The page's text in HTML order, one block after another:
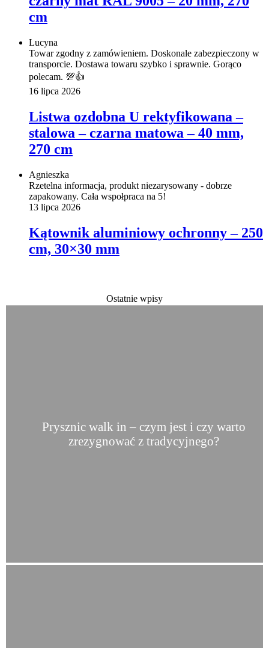
cm
Lucyna
Towar zgodny z zamówieniem. Doskonale zabezpieczony w
transporcie. Dostawa towaru szybko i sprawnie. Gorąco
polecam. 💯👍️
16 lipca 2026
Listwa ozdobna U rektyfikowana –
stalowa – czarna matowa – 40 mm,
270 cm
Agnieszka
Rzetelna informacja, produkt niezarysowany - dobrze
zapakowany. Cała wspołpraca na 5!
13 lipca 2026
Kątownik aluminiowy ochronny – 250
cm, 30×30 mm
Ostatnie wpisy
Prysznic walk in – czym jest i czy warto
zrezygnować z tradycyjnego?